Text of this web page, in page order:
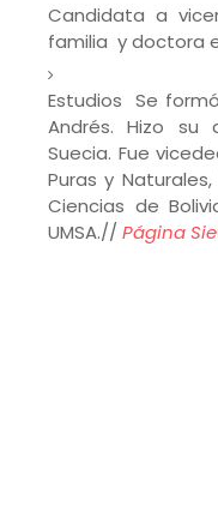
Candidata a
familia y doctora
Estudios Se
Andrés. Hizo su
Suecia. Fue
Puras y
Ciencias de
UMSA.// Página